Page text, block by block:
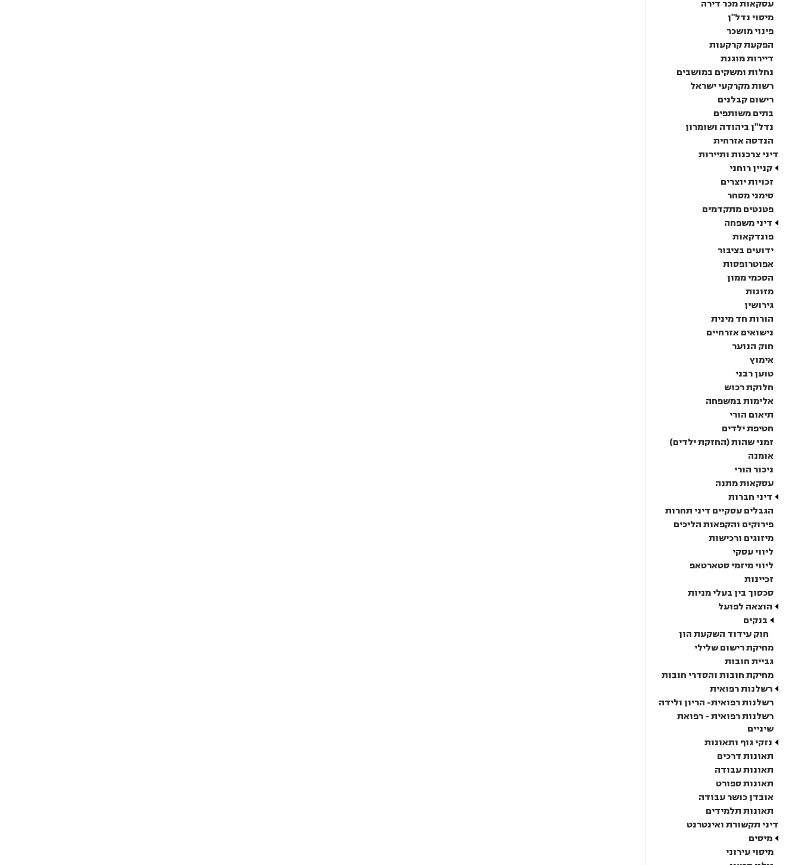
עסקאות מכר דירה
מיסוי נדל"ן
פינוי מושכר
הפקעת קרקעות
דיירות מוגנת
נחלות ומשקים במושבים
רשות מקרקעי ישראל
רישום קבלנים
בתים משותפים
נדל"ן ביהודה ושומרון
הנדסה אזרחית
דיני צרכנות ותיירות
קניין רוחני
זכויות יוצרים
סימני מסחר
פטנטים מתקדמים
דיני משפחה
פונדקאות
ידועים בציבור
אפוטרופסות
הסכמי ממון
מזונות
גירושין
הורות חד מינית
נישואים אזרחיים
חוק הנוער
אימוץ
טוען רבני
חלוקת רכוש
אלימות במשפחה
תיאום הורי
חטיפת ילדים
זמני שהות (החזקת ילדים)
אומנה
ניכור הורי
עסקאות מתנה
דיני חברות
הגבלים עסקיים דיני תחרות
פירוקים והקפאות הליכים
מיזוגים ורכישות
ליווי עסקי
ליווי מיזמי סטארטאפ
זכיינות
סכסוך בין בעלי מניות
הוצאה לפועל
בנקים
חוק עידוד השקעת הון
מחיקת רישום שלילי
גביית חובות
מחיקת חובות והסדרי חובות
רשלנות רפואית
רשלנות רפואית- הריון ולידה
רשלנות רפואית - רפואת
שיניים
נזקי גוף ותאונות
תאונות דרכים
תאונות עבודה
תאונות ספורט
אובדן כושר עבודה
תאונות תלמידים
דיני תקשורת ואינטרנט
מיסים
מיסוי עירוני